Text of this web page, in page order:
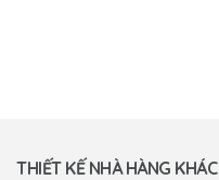
THIẾT KẾ NHÀ HÀNG KHÁC